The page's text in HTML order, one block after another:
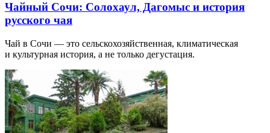
Чайный Сочи: Солохаул, Дагомыс и история
русского чая
Чай в Сочи — это сельскохозяйственная, климатическая
и культурная история, а не только дегустация.